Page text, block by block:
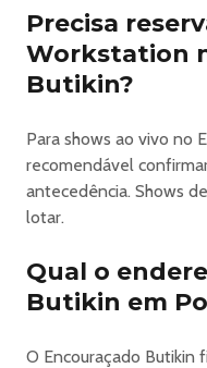
Precisa
Workstation
Butikin?
Para shows ao vivo no
recomendável
antecedência. Shows
lotar.
Qual o
Butikin em
O Encouraçado Butikin